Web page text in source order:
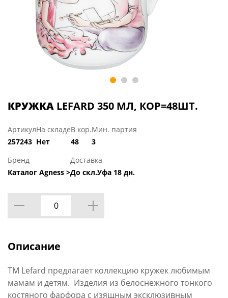
КРУЖКА LEFARD 350 МЛ, КОР=48ШТ.
Артикул
257243
На складе
Нет
В кор.
48
Мин. партия
3
Бренд
Каталог Agness >
Доставка
До скл.Уфа 18 дн.
Описание
TM Lefard предлагает коллекцию кружек любимым
мамам и детям. Изделия из белоснежного тонкого
костяного фарфора с изящным эксклюзивным